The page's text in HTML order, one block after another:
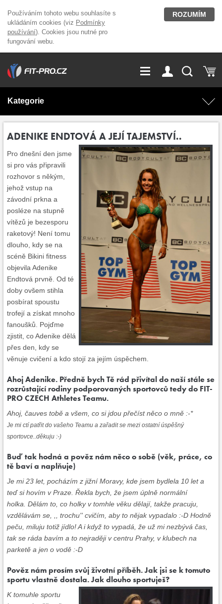
Používáním tohoto webu souhlasíte s
ukládáním cookies (viz Podmínky
používání). Cookies jsou nutné pro
fungování webu.
ROZUMÍM
GDPR
Kariéra Kontakt
Magazín
Přihlášení
Kategorie
Domácí cvičení
Doplňky stravy Fitness vybavení
OUTLET OBLEČENÍ Posilovací stroje
Značky
ADENIKE ENDTOVÁ A JEJÍ TAJEMSTVÍ..
Pro dnešní den jsme
si pro vás připravili
rozhovor s někým,
jehož vstup na
závodní prkna a
posléze na stupně
vítězů je bezesporu
raketový! Není tomu
dlouho, kdy se na
scéně Bikini fitness
objevila Adenike
Endtová prvně. Od té
doby ovšem stihla
posbírat spoustu
trofejí a získat mnoho
fanoušků. Pojďme
zjistit, co Adenike dělá
přes den, kdy se
věnuje cvičení a kdo stojí za jejím úspěchem.
Ahoj Adenike. Předně bych Tě rád přivítal do naší stále se
rozrůstající rodiny podporovaných sportovců tedy do FIT-
PRO CZECH Athletes Teamu.
Ahoj, čauves tobě a všem, co si jdou přečíst něco o mně :-*
Je mi ctí patřit do vašeho Teamu a zařadit se mezi ostatní úspěšný
sportovce..děkuju :-)
Buď tak hodná a pověz nám něco o sobě (věk, práce, co
tě baví a naplňuje)
Je mi 23 let, pocházím z jižní Moravy, kde jsem bydlela 10 let a
teď si hovím v Praze. Řekla bych, že jsem úplně normální
holka. Dělám to, co holky v tomhle věku dělají, takže pracuju,
vzdělávám se, ,, trochu'' cvičím, aby to nějak vypadalo :-D Hodně
peču, miluju totiž jídlo! A i když to vypadá, že už mi nezbývá čas,
tak se ráda bavím a to nejraději v centru Prahy, v klubech na
parketě a jen o vodě :-D
Pověz nám prosím svůj životní příběh. Jak jsi se k tomuto
sportu vlastně dostala. Jak dlouhosportuješ?
K tomuhle sportu